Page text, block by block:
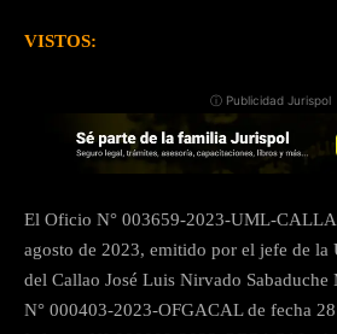
VISTOS:
ⓘ Publicidad Jurispol
El Oficio N° 003659-2023-UML-
agosto de 2023, emitido por el jefe de
del Callao José Luis Nirvado
N° 000403-2023-OFGACAL de fecha